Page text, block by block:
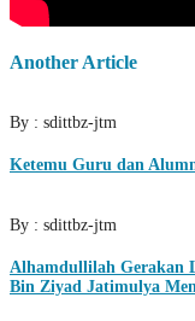
Another Article
By : sdittbz-jtm
Ketemu Guru dan
By : sdittbz-jtm
Alhamdullilah Gerakan
Bin Ziyad Jatimulya